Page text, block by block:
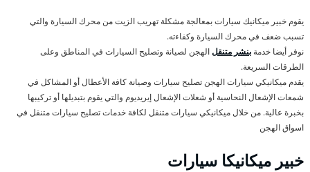
يقوم خبير ميكانيك سيارات بمعالجة مشكلة تهريب الزيت من محرك السيارة والتي
تسبب ضعف في محرك السيارة وكفاءته.
نوفر أيضا خدمة بنشر متنقلالهجن لصيانة وتصليح السيارات في المناطق وعلى
الطرقات السريعة.
يقدم ميكانيكي سيارات الهجن تصليح سيارات وصيانة كافة الأعطال أو المشاكل في
شمعات الإشعال النحاسية أو شعلات الإشعال إيريديوم والتي يقوم بتبديلها أو تركيبها
بخبرة عالية. من خلال ميكانيكي سيارات متنقل لكافة خدمات تصليح سيارات متنقل في
اسواق الهجن
خبير ميكانيكا سيارات